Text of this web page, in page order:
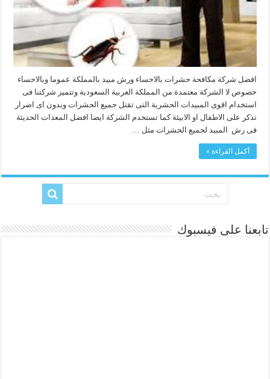
افضل شركة مكافحة حشرات بالاحساء ورش مبيد بالمملكة عموما وبالاحساء
خصوص لا الشركة معتمدة من المملكة العربية السعودية وتتميز شركتنا فى
استخدام اقوى المبيدات الحشرية التى تقتل جميع الحشرات وبدون اى اضرار
تذكر على الاطفال او الابيئة كما تستخدم الشركة ايضا افضل المعدات الحديثة
فى رش المبيد لجميع الحشرات مثل …
أكمل القراءة »
تابعنا على فيسبوك